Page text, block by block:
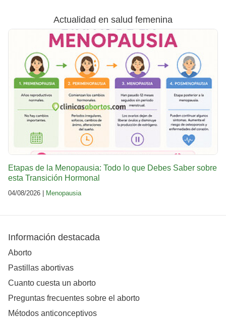
Actualidad en salud femenina
Etapas de la Menopausia: Todo lo que Debes Saber sobre
esta Transición Hormonal
04/08/2026 | Menopausia
Información destacada
Aborto
Pastillas abortivas
Cuanto cuesta un aborto
Preguntas frecuentes sobre el aborto
Métodos anticonceptivos